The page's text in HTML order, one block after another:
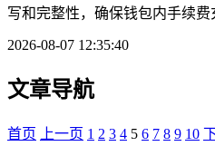
写和完整性，确保钱包内手续费
2026-08-07 12:35:40
文章导航
首页 上一页 1 2 3 4 5 6 7 8 9 10